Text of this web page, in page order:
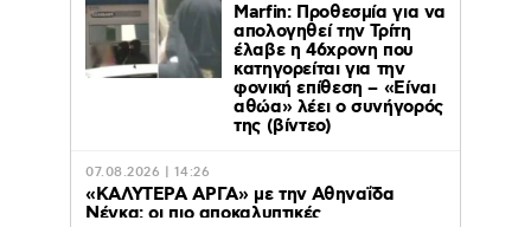
Marfin: Προθεσμία για να
απολογηθεί την Τρίτη
έλαβε η 46χρονη που
κατηγορείται για την
φονική επίθεση – «Είναι
αθώα» λέει ο συνήγορός
της (βίντεο)
07.08.2026 | 14:26
«ΚΑΛΥΤΕΡΑ ΑΡΓΑ» με την Αθηναΐδα
Νέγκα: οι πιο αποκαλυπτικές